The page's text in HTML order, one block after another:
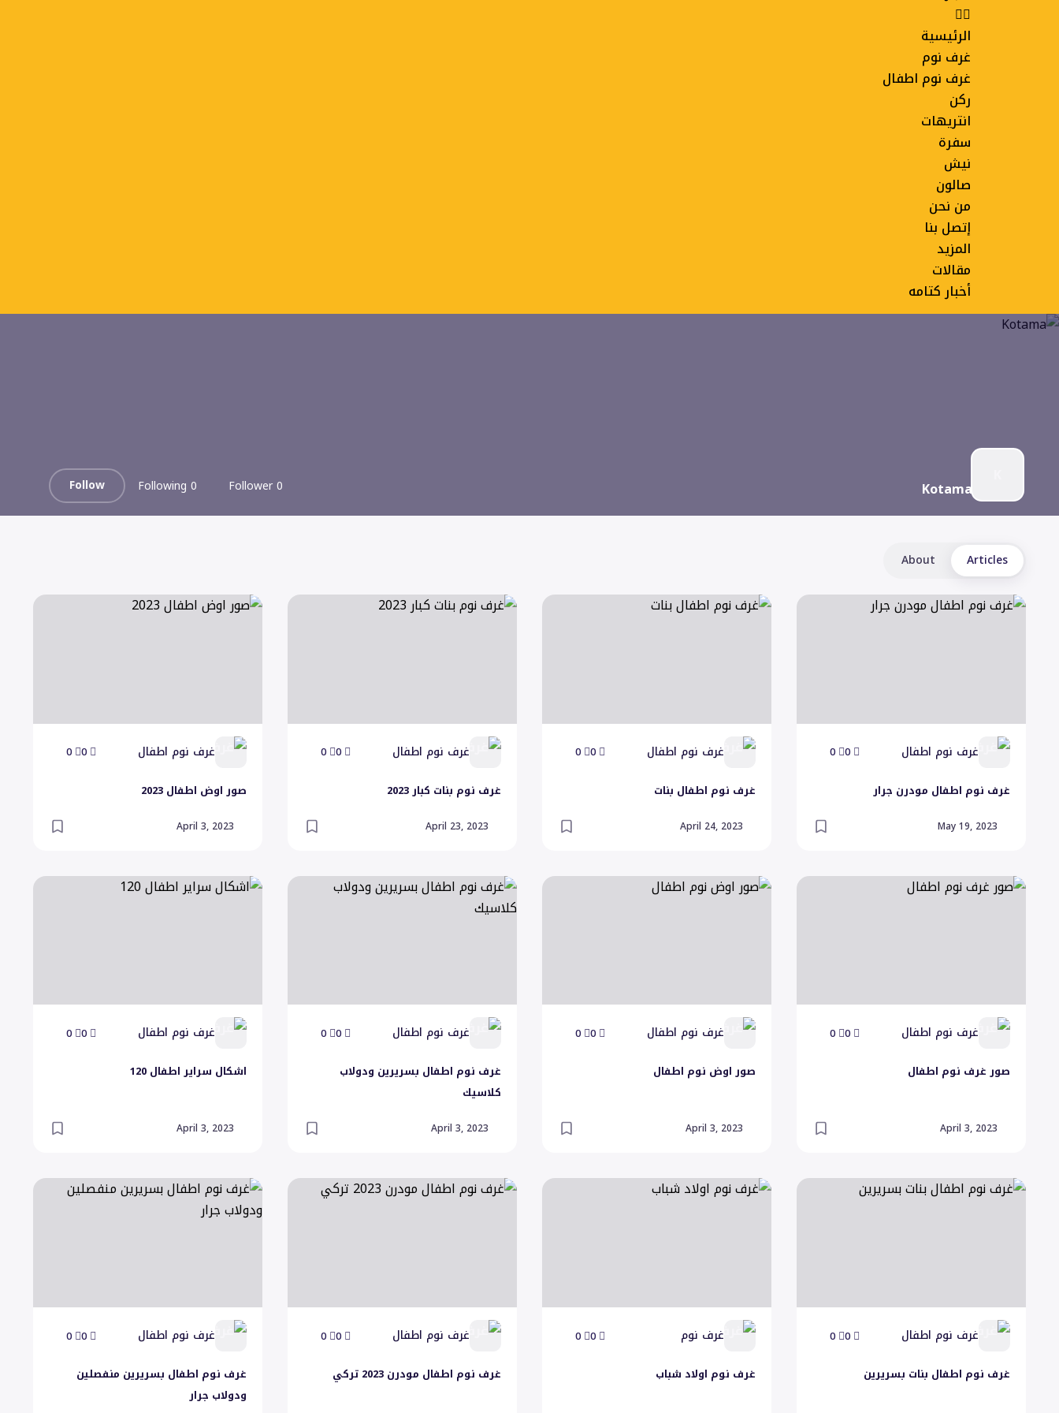
الرئيسية
غرف نوم
غرف نوم اطفال
ركن
انتريهات
سفرة
نيش
صالون
من نحن
إتصل بنا
المزيد
مقالات
أخبار كتامه
Kotama
0 Follower
0 Following
Follow
Articles
About
غرف نوم اطفال 0
0
غرف نوم اطفال مودرن جرار
May 19, 2023
غرف نوم اطفال مودرن جرار
غرف نوم اطفال 0
0
غرف نوم اطفال بنات
April 24, 2023
غرف نوم اطفال بنات
غرف نوم اطفال 0
0
غرف نوم بنات كبار 2023
April 23, 2023
غرف نوم بنات كبار 2023
غرف نوم اطفال 0
0
صور اوض اطفال 2023
April 3, 2023
صور اوض اطفال 2023
غرف نوم اطفال 0
0
صور غرف نوم اطفال
April 3, 2023
صور غرف نوم اطفال
غرف نوم اطفال 0
0
صور اوض نوم اطفال
April 3, 2023
صور اوض نوم اطفال
غرف نوم اطفال 0
0
غرف نوم اطفال بسريرين ودولاب
كلاسيك
April 3, 2023
غرف نوم اطفال بسريرين ودولاب كلاسيك
غرف نوم اطفال 0
0
اشكال سراير اطفال 120
April 3, 2023
اشكال سراير اطفال 120
غرف نوم اطفال 0
0
غرف نوم اطفال بنات بسريرين
غرف نوم اطفال بنات بسريرين
غرف نوم 0
0
غرف نوم اولاد شباب
غرف نوم اولاد شباب
غرف نوم اطفال 0
0
غرف نوم اطفال مودرن 2023 تركي
غرف نوم اطفال مودرن 2023 تركي
غرف نوم اطفال 0
0
غرف نوم اطفال بسريرين منفصلين
ودولاب جرار
غرف نوم اطفال بسريرين منفصلين ودولاب جرار